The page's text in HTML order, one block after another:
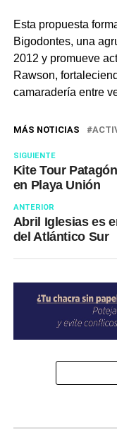
Esta propuesta
Bigodontes, una
2012 y promueve
Rawson,
camaradería entre
MÁS NOTICIAS
SIGUIENTE
Kite Tour
en Playa Unión
ANTERIOR
Abril Iglesias es
del Atlántico Sur